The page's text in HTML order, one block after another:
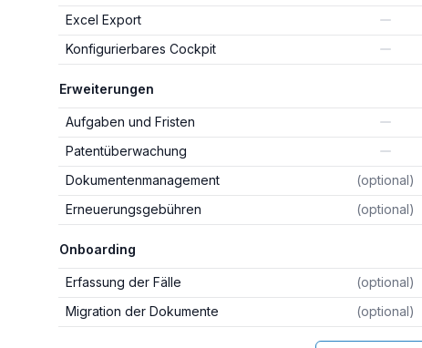
Includedin
Excel Export
Not includedin
Konfigurierbares Cockpit
Not includedin
Erweiterungen
Aufgaben und Fristen
Not includedin
Patentüberwachung
Not includedin
Dokumentenmanagement (optional)
Erneuerungsgebühren (optional)
Onboarding
Erfassung der Fälle (optional)
Migration der Dokumente (optional)